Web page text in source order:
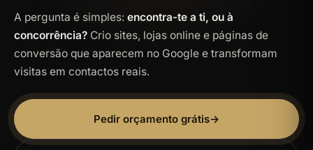
A pergunta é simples: encontra-te a ti, ou à
concorrência? Crio sites, lojas online e páginas de
conversão que aparecem no Google e transformam
visitas em contactos reais.
Pedir orçamento grátis→